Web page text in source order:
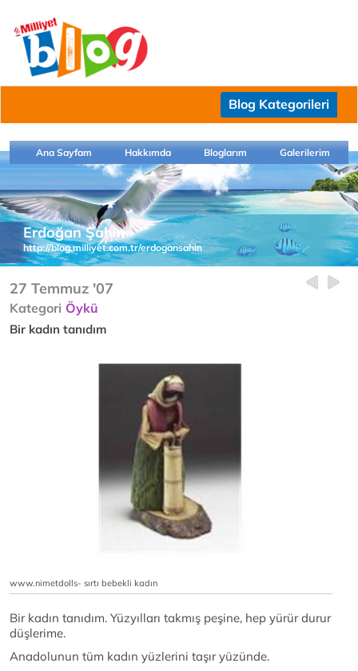
Blog Kategorileri
Ana Sayfam Hakkımda Bloglarım Galerilerim
Erdoğan Şahin
http://blog.milliyet.com.tr/erdogansahin
27 Temmuz '07
Kategori Öykü
Bir kadın tanıdım
www.nimetdolls- sırtı bebekli kadın
Bir kadın tanıdım. Yüzyılları takmış peşine, hep yürür durur
düşlerime.
Anadolunun tüm kadın yüzlerini taşır yüzünde.